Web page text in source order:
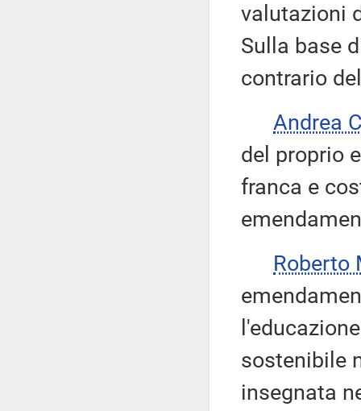
valutazioni
Sulla base
contrario
Andrea
del proprio
franca e
Roberto
sostenibile
insegnata